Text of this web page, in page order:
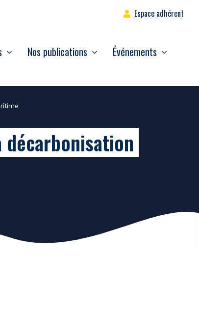
Espace adhérent
Nos publications Événements
décarbonisation